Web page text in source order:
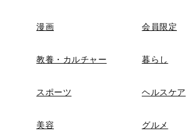
漫画 会員限定
教養・カルチャー 暮らし
スポーツ ヘルスケア
美容 グルメ